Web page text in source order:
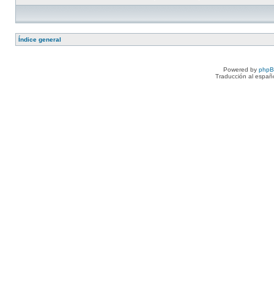
Índice general
Powered by
Traducción al